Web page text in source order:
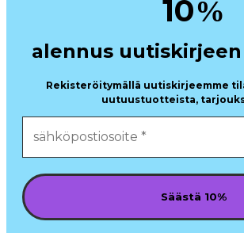
10%
alennus
Rekisteröitymällä uutiskirjeemme
uutuustuotteista,